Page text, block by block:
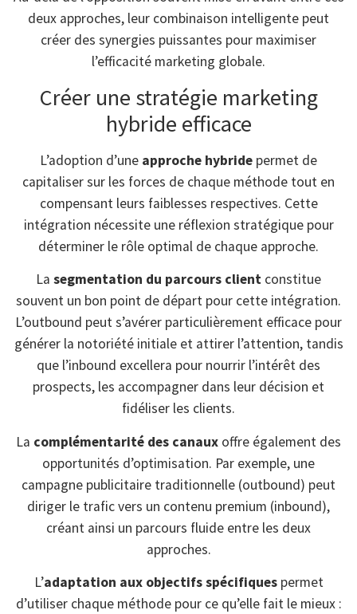
deux approches, leur combinaison intelligente peut
créer des synergies puissantes pour maximiser
l’efficacité marketing globale.
Créer une stratégie marketing
hybride efficace
L’adoption d’une approche hybride permet de
capitaliser sur les forces de chaque méthode tout en
compensant leurs faiblesses respectives. Cette
intégration nécessite une réflexion stratégique pour
déterminer le rôle optimal de chaque approche.
La segmentation du parcours client constitue
souvent un bon point de départ pour cette intégration.
L’outbound peut s’avérer particulièrement efficace pour
générer la notoriété initiale et attirer l’attention, tandis
que l’inbound excellera pour nourrir l’intérêt des
prospects, les accompagner dans leur décision et
fidéliser les clients.
La complémentarité des canaux offre également des
opportunités d’optimisation. Par exemple, une
campagne publicitaire traditionnelle (outbound) peut
diriger le trafic vers un contenu premium (inbound),
créant ainsi un parcours fluide entre les deux
approches.
L’adaptation aux objectifs spécifiquespermet
d’utiliser chaque méthode pour ce qu’elle fait le mieux :